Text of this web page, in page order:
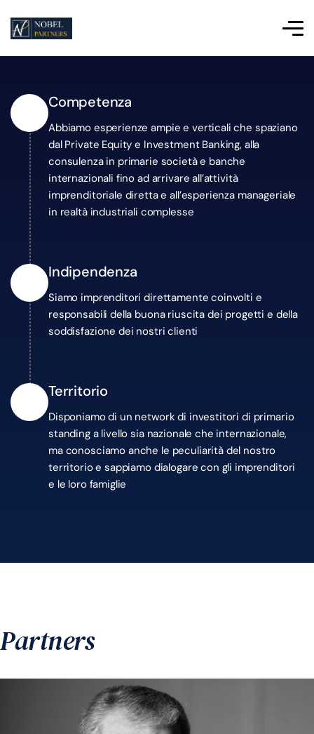
Competenza
Abbiamo esperienze ampie e verticali che spaziano
dal Private Equity e Investment Banking, alla
consulenza in primarie società e banche
internazionali fino ad arrivare all’attività
imprenditoriale diretta e all’esperienza manageriale
in realtà industriali complesse
Indipendenza
Siamo imprenditori direttamente coinvolti e
responsabili della buona riuscita dei progetti e della
soddisfazione dei nostri clienti
Territorio
Disponiamo di un network di investitori di primario
standing a livello sia nazionale che internazionale,
ma conosciamo anche le peculiarità del nostro
territorio e sappiamo dialogare con gli imprenditori
e le loro famiglie
Partners